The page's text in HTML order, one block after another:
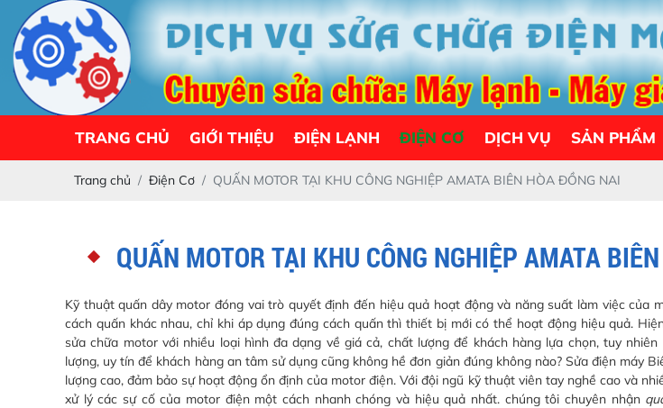
TRANG CHỦ GIỚI THIỆU ĐIỆN LẠNH ĐIỆN CƠ DỊCH VỤ SẢN PHẨM
Trang chủ Điện Cơ QUẤN MOTOR TẠI KHU CÔNG NGHIỆP AMATA BIÊN HÒA ĐỒNG NAI
QUẤN MOTOR TẠI KHU CÔNG NGHIỆP AMATA
Kỹ thuật quấn dây motor đóng vai trò quyết định đến hiệu quả hoạt động và năng suất làm việc của
cách quấn khác nhau, chỉ khi áp dụng đúng cách quấn thì thiết bị mới có thể hoạt động hiệu quả.
sửa chữa motor với nhiều loại hình đa dạng về giá cả, chất lượng để khách hàng lựa chọn, tuy
lượng, uy tín để khách hàng an tâm sử dụng cũng không hề đơn giản đúng không nào? Sửa điện máy
lượng cao, đảm bảo sự hoạt động ổn định của motor điện. Với đội ngũ kỹ thuật viên tay nghề cao và
xử lý các sự cố của motor điện một cách nhanh chóng và hiệu quả nhất. chúng tôi chuyên nhận